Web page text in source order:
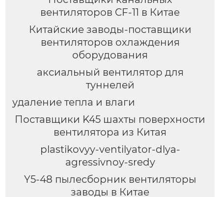
вентиляторов CF-11 в Китае
Китайские заводы-поставщики
вентиляторов охлаждения
оборудования
аксиальный вентилятор для
туннелей
удаление тепла и влаги
Поставщики K45 шахты поверхности
вентилятора из Китая
plastikovyy-ventilyator-dlya-
agressivnoy-sredy
Y5-48 пылесборник вентиляторы
заводы в Китае